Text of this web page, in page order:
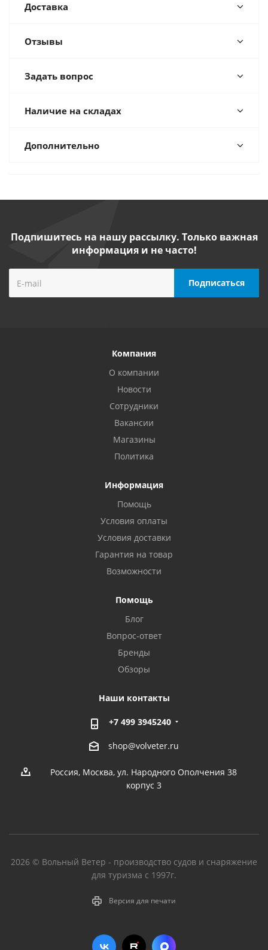
Доставка
Отзывы
Задать вопрос
Наличие на складах
Дополнительно
Подпишитесь на нашу рассылку. Только важная
информация и не часто!
Компания
О компании
Новости
Сотрудники
Вакансии
Магазины
Политика
Информация
Помощь
Условия оплаты
Условия доставки
Гарантия на товар
Возможности
Помощь
Блог
Вопрос-ответ
Бренды
Обзоры
Наши контакты
+7 499 3945240
shop@volveter.ru
Россия, Москва, ул. Народного Ополчения 38
корпус 3
2026 © Вольный Ветер - производство судов и снаряжение
для туризма с 1997г.
Версия для печати